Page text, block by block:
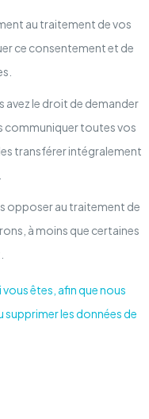
au traitement de vos
ce consentement et de
avez le droit de demander
communiquer toutes vos
transférer intégralement
opposer au traitement de
à moins que certaines
êtes, afin que nous
supprimer les données de